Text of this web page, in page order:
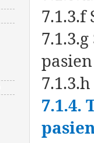
7.1.3.f
pasien
7.1.4.